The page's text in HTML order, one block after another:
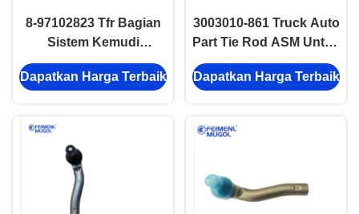
8-97102823 Tfr Bagian
Sistem Kemudi
Otomatis Lever Asm
Idler Arm
Dapatkan Harga Terbaik
3003010-861 Truck Auto
Part Tie Rod ASM Untuk
QINGLING 600P
Dapatkan Harga Terbaik